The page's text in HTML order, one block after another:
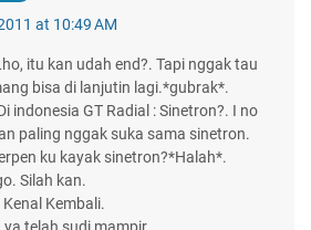
at 10:49 AM
itu kan udah end?. Tapi nggak tau
bisa di lanjutin lagi.*gubrak*.
indonesia GT Radial : Sinetron?. I no
paling nggak suka sama sinetron.
ku kayak sinetron?*Halah*.
Silah kan.
Kembali.